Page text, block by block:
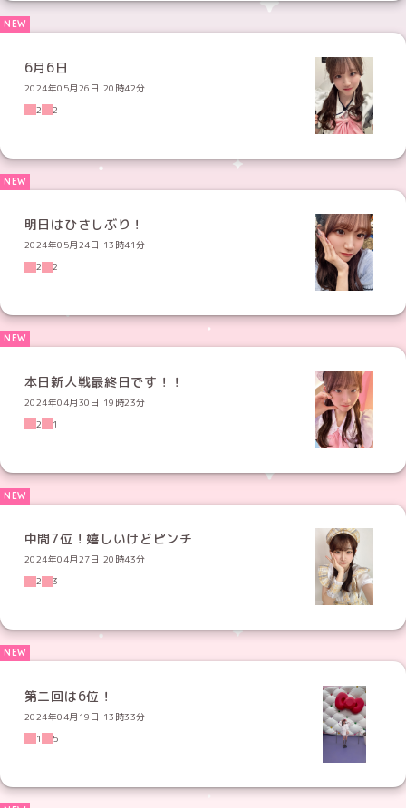
6月6日
2024年05月26日 20時42分
2
2
明日はひさしぶり！
2024年05月24日 13時41分
2
2
本日新人戦最終日です！！
2024年04月30日 19時23分
2
1
中間7位！嬉しいけどピンチ
2024年04月27日 20時43分
2
3
第二回は6位！
2024年04月19日 13時33分
1
5